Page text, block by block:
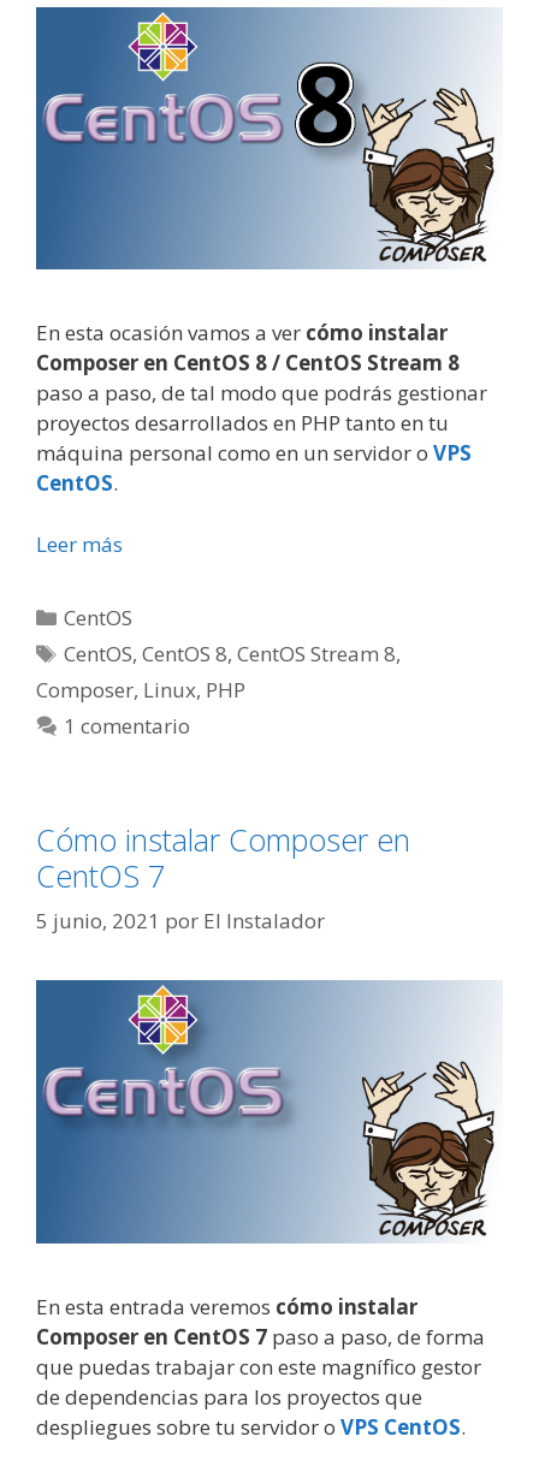
En esta ocasión vamos a ver cómo instalar
Composer en CentOS 8 / CentOS Stream 8
paso a paso, de tal modo que podrás gestionar
proyectos desarrollados en PHP tanto en tu
máquina personal como en un servidor o VPS
CentOS.
Leer más
Categorías
CentOS
Etiquetas
CentOS,CentOS 8,CentOS Stream 8,
Composer, Linux, PHP
1 comentario
Cómo instalar Composer en
CentOS 7
5 junio, 2021 por El Instalador
En esta entrada veremos cómo instalar
Composer en CentOS 7 paso a paso, de forma
que puedas trabajar con este magnífico gestor
de dependencias para los proyectos que
despliegues sobre tu servidor o VPS CentOS.